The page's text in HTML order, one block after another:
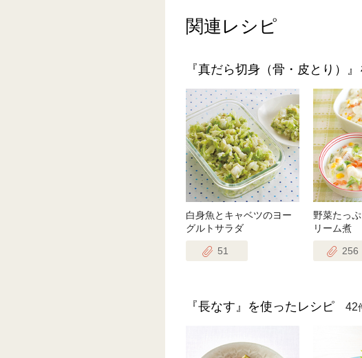
関連レシピ
『真だら切身（骨・皮とり）
白身魚とキャベツのヨー
グルトサラダ
51
野菜たっ
リーム煮
256
『長なす』を使ったレシピ 42